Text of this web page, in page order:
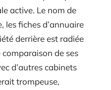
active. Le nom de
les fiches d’annuaire
derrière est radiée
de ses
d’autres cabinets
trompeuse,